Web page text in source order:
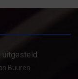
uitgesteld
Buuren